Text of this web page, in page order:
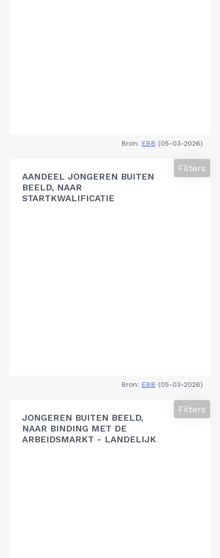
Bron: EBB (05-03-2026)
AANDEEL JONGEREN BUITEN
BEELD, NAAR
STARTKWALIFICATIE
Filters
Bron: EBB (05-03-2026)
JONGEREN BUITEN BEELD,
NAAR BINDING MET DE
ARBEIDSMARKT - LANDELIJK
Filters